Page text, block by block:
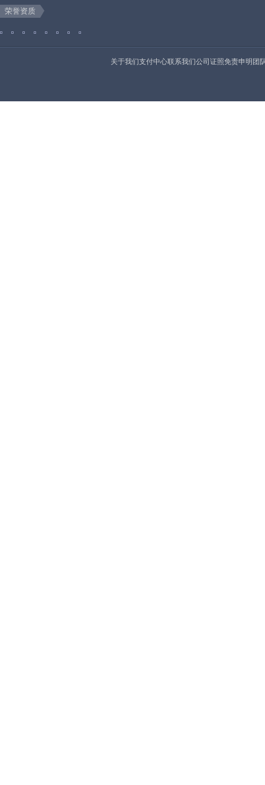
荣誉资质
关于我们支付中心联系我们公司证照免责申明 团